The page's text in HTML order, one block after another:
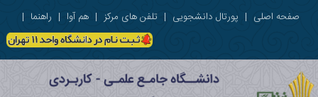
صفحه اصلی | پورتال دانشجویی | تلفن های مرکز | هم آوا | راهنما |